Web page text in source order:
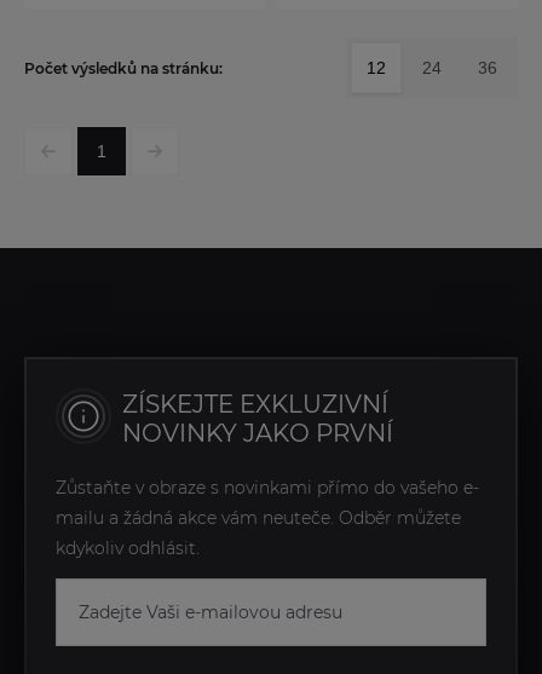
1
Počet výsledků na stránku: 12 24 36
ZÍSKEJTE EXKLUZIVNÍ
NOVINKY JAKO PRVNÍ
Zůstaňte v obraze s novinkami přímo do vašeho e-
mailu a žádná akce vám neuteče. Odběr můžete
kdykoliv odhlásit.